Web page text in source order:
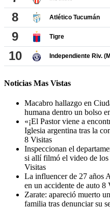
Noticias Mas Vistas
Macabro hallazgo en
humana dentro un bolso
«¡El Pastor viene a
Iglesia argentina tras la
8 Visitas
Inspeccionan el
si allí filmó el video de los
Visitas
La influencer de 27 años
en un accidente de auto 8
Zarate: apareció muerto
familia tras denunciar su